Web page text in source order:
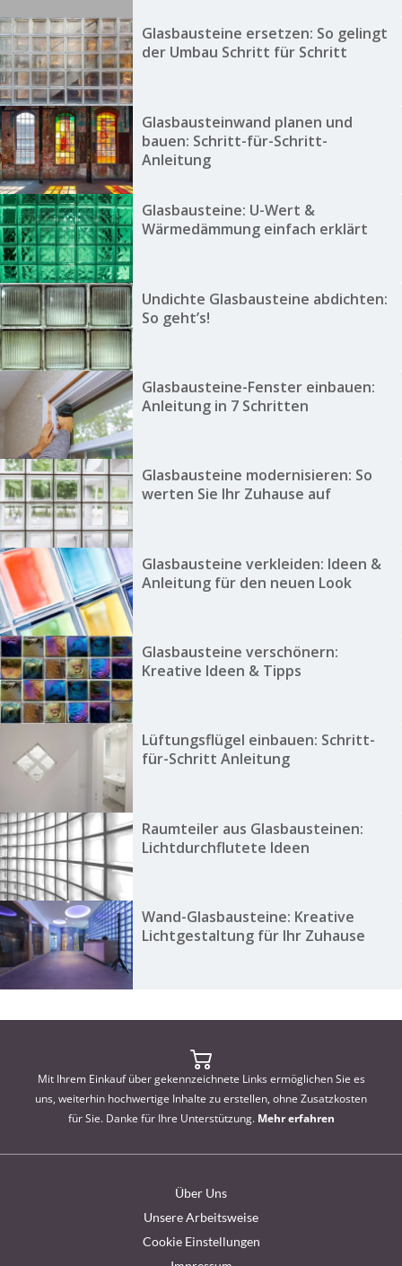
Glasbausteine ersetzen: So gelingt
der Umbau Schritt für Schritt
Glasbausteinwand planen und
bauen: Schritt-für-Schritt-
Anleitung
Glasbausteine: U-Wert &
Wärmedämmung einfach erklärt
Undichte Glasbausteine abdichten:
So geht’s!
Glasbausteine-Fenster einbauen:
Anleitung in 7 Schritten
Glasbausteine modernisieren: So
werten Sie Ihr Zuhause auf
Glasbausteine verkleiden: Ideen &
Anleitung für den neuen Look
Glasbausteine verschönern:
Kreative Ideen & Tipps
Lüftungsflügel einbauen: Schritt-
für-Schritt Anleitung
Raumteiler aus Glasbausteinen:
Lichtdurchflutete Ideen
Wand-Glasbausteine: Kreative
Lichtgestaltung für Ihr Zuhause
Mit Ihrem Einkauf über gekennzeichnete Links ermöglichen Sie es
uns, weiterhin hochwertige Inhalte zu erstellen, ohne Zusatzkosten
für Sie. Danke für Ihre Unterstützung. Mehr erfahren
Über Uns
Unsere Arbeitsweise
Cookie Einstellungen